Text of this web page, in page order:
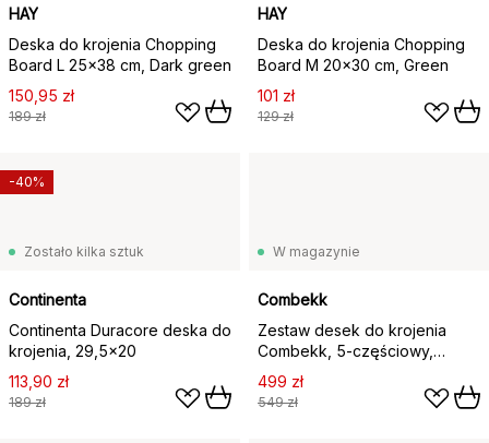
HAY
Deska do krojenia Chopping
Board L 25x38 cm, Dark green
150,95 zł
189 zł
HAY
Deska do krojenia Chopping
Board M 20x30 cm, Green
101 zł
129 zł
Zostało kilka sztuk
Continenta
Continenta Duracore deska do
krojenia, 29,5x20
113,90 zł
189 zł
-40%
W magazynie
Combekk
Zestaw desek do krojenia
Combekk, 5-częściowy,
Czarny-czarny
499 zł
549 zł